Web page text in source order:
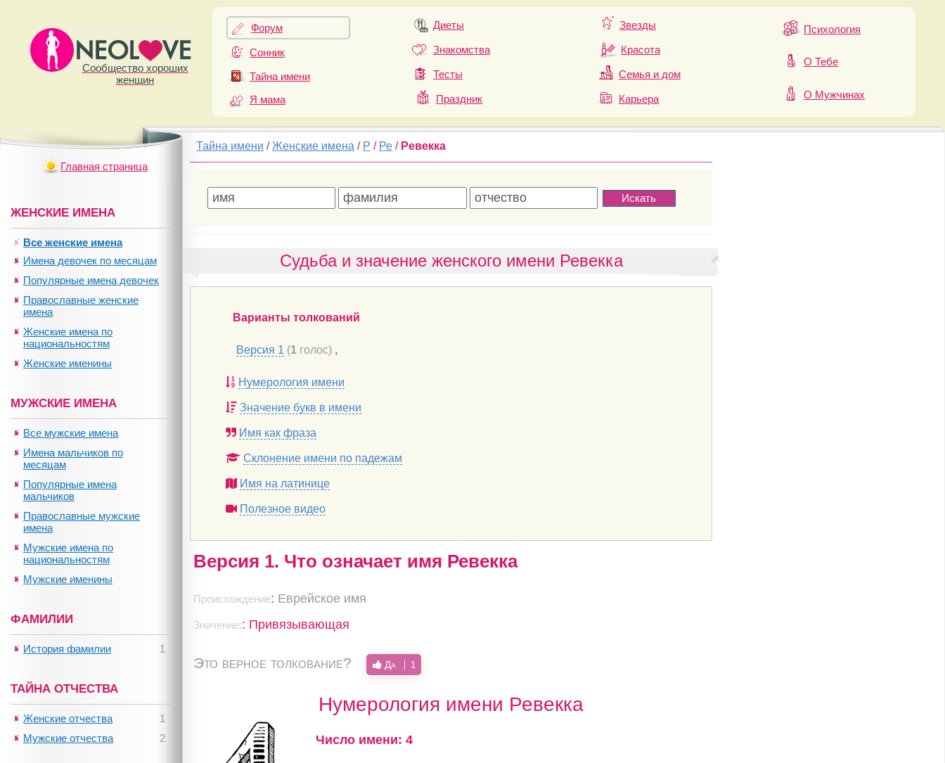
Сообщество хороших
женщин
Форум
Сонник
Тайна имени
Я мама
Диеты
Знакомства
Тесты
Праздник
Звезды
Красота
Семья и дом
Карьера
Психология
О Тебе
О Мужчинах
Тайна имени / Женские имена / Р / Ре / Ревекка
Судьба и значение женского имени Ревекка
Варианты толкований
Версия 1 (1 голос) ,
Нумерология имени
Значение букв в имени
Имя как фраза
Склонение имени по падежам
Имя на латинице
Полезное видео
Версия 1. Что означает имя Ревекка
Происхождение: Еврейское имя
Значение:: Привязывающая
Это верное толкование? Да 1
Нумерология имени Ревекка
Число имени: 4
Главная страница
ЖЕНСКИЕ ИМЕНА
Все женские имена
Имена девочек по месяцам
Популярные имена девочек
Православные женские
имена
Женские имена по
национальностям
Женские именины
МУЖСКИЕ ИМЕНА
Все мужские имена
Имена мальчиков по
месяцам
Популярные имена
мальчиков
Православные мужские
имена
Мужские имена по
национальностям
Мужские именины
ФАМИЛИИ
1
История фамилии
ТАЙНА ОТЧЕСТВА
1
Женские отчества
2
Мужские отчества